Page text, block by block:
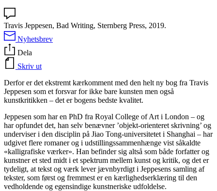
Travis Jeppesen, Bad Writing, Sternberg Press, 2019.
Nyhetsbrev
Dela
Skriv ut
Derfor er det ekstremt kærkomment med den helt ny bog fra Travis
Jeppesen som et forsvar for ikke bare kunsten men også
kunstkritikken – det er bogens bedste kvalitet.
Jeppesen som har en PhD fra Royal College of Art i London – og
har opfundet det, han selv benævner ’objekt-orienteret skrivning’ og
underviser i den disciplin på Jiao Tong-universitetet i Shanghai – har
udgivet flere romaner og i udstillingssammenhænge vist såkaldte
«kalligrafiske værker». Han befinder sig altså som både forfatter og
kunstner et sted midt i et spektrum mellem kunst og kritik, og det er
tydeligt, at tekst og værk lever jævnbyrdigt i Jeppesens samling af
tekster, som først og fremmest er en kærlighedserklæring til den
vedholdende og egensindige kunstneriske udfoldelse.